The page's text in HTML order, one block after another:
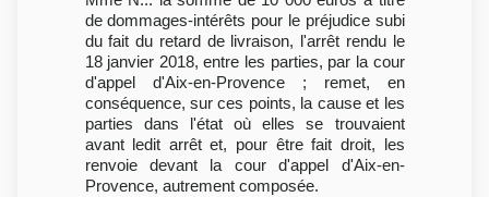
de dommages-intérêts pour le préjudice subi
du fait du retard de livraison, l'arrêt rendu le
18 janvier 2018, entre les parties, par la cour
d'appel d'Aix-en-Provence ; remet, en
conséquence, sur ces points, la cause et les
parties dans l'état où elles se trouvaient
avant ledit arrêt et, pour être fait droit, les
renvoie devant la cour d'appel d'Aix-en-
Provence, autrement composée.